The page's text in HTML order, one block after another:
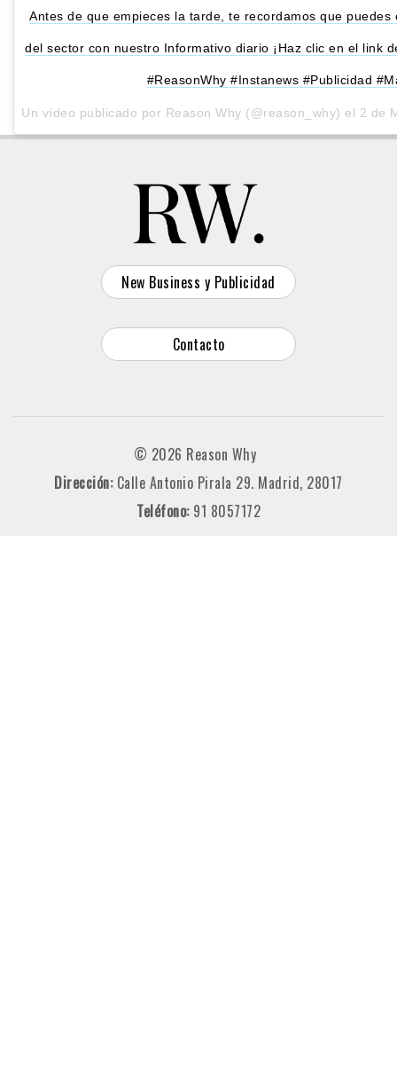
Antes de que empieces la tarde, te recordamos que
del sector con nuestro Informativo diario ¡Haz clic en el link
#ReasonWhy #Instanews #Publicidad
Un vídeo publicado por Reason Why (@reason_why) el 2 de
New Business y Publicidad
Contacto
© 2026 Reason Why
Dirección: Calle Antonio Pirala 29. Madrid, 28017
Teléfono: 91 8057172